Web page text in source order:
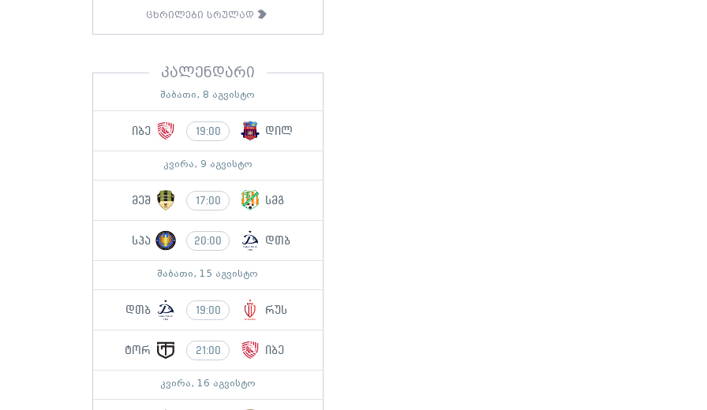
ცხრილები სრულად
კალენდარი
შაბათი, 8 აგვისტო
იბე 19:00 დილ
კვირა, 9 აგვისტო
მეშ 17:00 სმგ
სპა 20:00 დთბ
შაბათი, 15 აგვისტო
დთბ 19:00 რუს
ტორ 21:00 იბე
კვირა, 16 აგვისტო